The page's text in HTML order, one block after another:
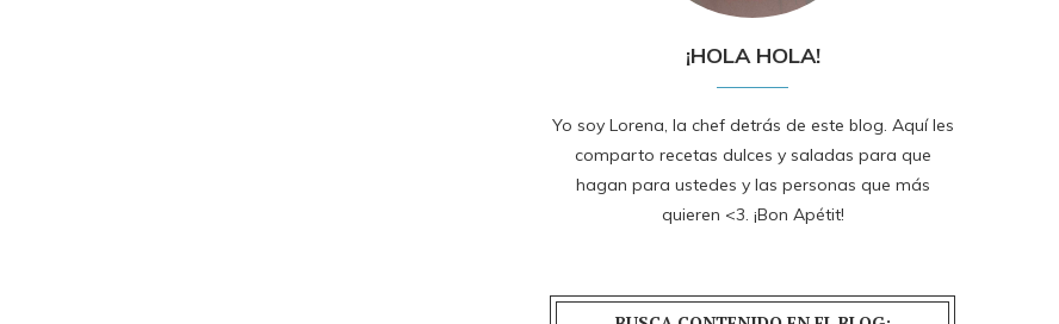
¡HOLA HOLA!
Yo soy Lorena, la chef detrás de este blog. Aquí les
comparto recetas dulces y saladas para que
hagan para ustedes y las personas que más
quieren <3. ¡Bon Apétit!